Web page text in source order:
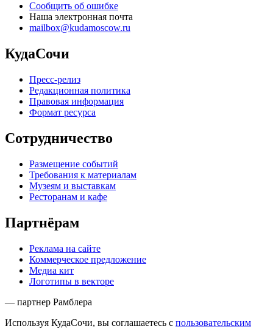
Сообщить об ошибке
Наша электронная почта
mailbox@kudamoscow.ru
КудаСочи
Пресс-релиз
Редакционная политика
Правовая информация
Формат ресурса
Сотрудничество
Размещение событий
Требования к материалам
Музеям и выставкам
Ресторанам и кафе
Партнёрам
Реклама на сайте
Коммерческое предложение
Медиа кит
Логотипы в векторе
— партнер Рамблера
Используя КудаСочи, вы соглашаетесь с пользовательским